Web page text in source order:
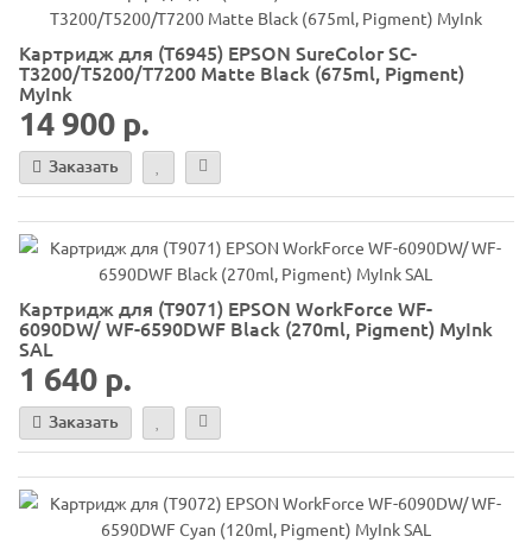
Картридж для (T6945) EPSON SureColor SC-
T3200/T5200/T7200 Matte Black (675ml, Pigment)
MyInk
14 900 р.
Заказать
Картридж для (T9071) EPSON WorkForce WF-
6090DW/ WF-6590DWF Black (270ml, Pigment) MyInk
SAL
1 640 р.
Заказать